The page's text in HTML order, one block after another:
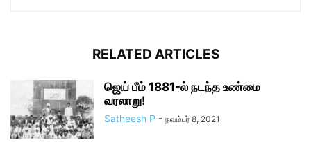
RELATED ARTICLES
ஜெய் பீம் 1881-ல் நடந்த உண்மை
வரலாறு!
Satheesh P - நவம்பர் 8, 2021